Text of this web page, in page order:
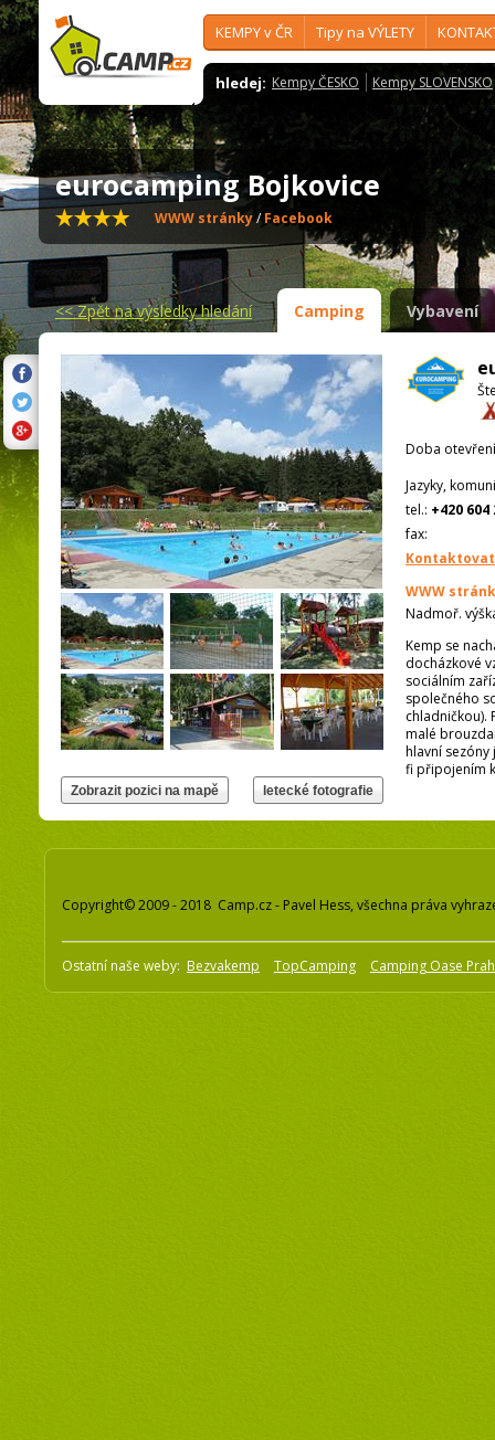
KEMPY v ČR Tipy na VÝLETY
hledej: Kempy ČESKO Kempy SLOVENSKO
eurocamping Bojkovice
WWW stránky/Facebook
<<Zpět na výsledky hledání Camping Vybavení
Doba
Jazyky,
tel.: +420 604
fax:
WWW
Nadmoř.
Kemp se
docházkové
sociálním
společného
chladničkou).
malé
hlavní
fi připojením
Copyright© 2009 - 2018 Camp.cz - Pavel Hess, všechna práva
Ostatní naše weby: Bezvakemp TopCamping Camping Oase